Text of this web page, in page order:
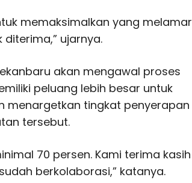
memaksimalkan yang melamar
ujarnya.
akan mengawal proses
peluang lebih besar untuk
menargetkan tingkat penyerapan
tersebut.
70 persen. Kami terima kasih
berkolaborasi,” katanya.